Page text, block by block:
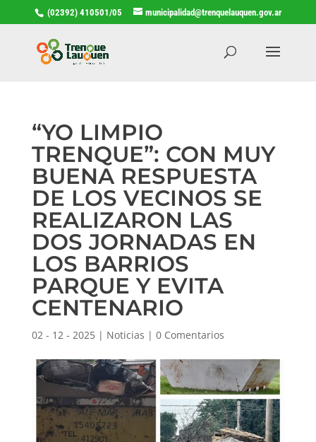
(02392) 410501/05 municipalidad@trenquelauquen.gov.ar
“YO LIMPIO
TRENQUE”: CON MUY
BUENA RESPUESTA
DE LOS VECINOS SE
REALIZARON LAS
DOS JORNADAS EN
LOS BARRIOS
PARQUE Y EVITA
CENTENARIO
02 - 12 - 2025| Noticias | 0 Comentarios